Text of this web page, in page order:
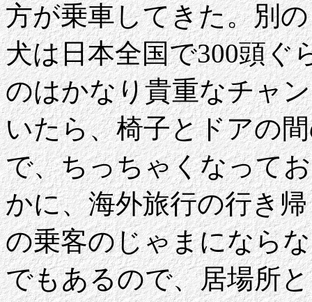
方が乗車してきた。別
犬は日本全国で300頭ぐ
のはかなり貴重なチャ
いたら、椅子とドアの
で、ちっちゃくなって
かに、海外旅行の行き
の乗客のじゃまになら
でもあるので、居場所